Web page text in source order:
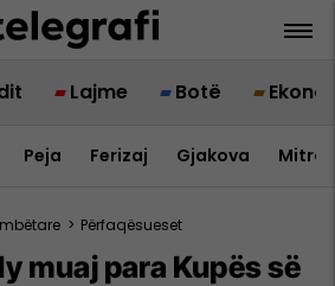
Lajme Botë
Peja Ferizaj Gjakova
> Përfaqësueset
muaj para Kupës së